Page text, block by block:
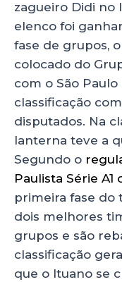
zagueiro Didi no
elenco foi
fase de grupos,
colocado do
com o São
classificação
disputados. Na
lanterna teve a
Segundo o
Paulista Série A1
primeira fase do
dois melhores
grupos e são
classificação
que o Ituano se